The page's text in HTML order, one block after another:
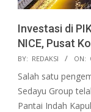
Investasi di
NICE, Pusat
2024-
10-
07
BY: REDAKSI ON:
Salah satu
Sedayu Group
Pantai Indah